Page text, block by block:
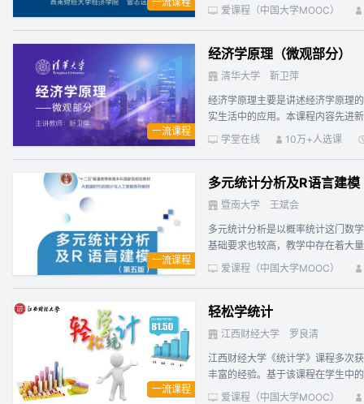
题的基础性答案。 宏观经济学是
对劳动市场的基础概念进行了预览
收入决定模型和一般的收入决定
响之后，将失业和通货膨胀联系起
变化对经济增长的影响。 当今世界
应进行了初步分析。 我们相信，
爱课程（中国大学MOOC）
一流课程
经济学原理（微观部分）
清华大学
靳卫萍
经济学原理主要是讲述经济学原理
实生活中的应用。本课程内容先进新颖，不仅包含国际经
如何做选择；市场如何协调个人
让你更精明地参与经济生活。从知
备的教学环节体系。为及时了解学
群”，邀请同学们进群交流学习情
学堂在线 10万+人选课
一流课程
多元统计分析及R语言建模
暨南大学
王斌会
多元统计分析是以概率统计这门数
基础要求也较高，教学中存在着大
GNU系统的一个自由、免费、源
的宗旨，本书将大量配合图表等形
与练习。我们鼓励读者自己利用
要介绍了R语言的实际操作实现过程
第一师范学院） 二、课程讲解：主
爱课程（中国大学MOOC）
一流课程
轻松学统计
江西财经大学
罗良清
江西财经大学《统计学》课程多次
丰富的经验。基于该课程在学生中
列视频，打造融娱乐性、通俗性和严谨性于一体的MOOC课堂。 课程系统地介绍了统计学的基本思想
爱课程（中国大学MOOC）